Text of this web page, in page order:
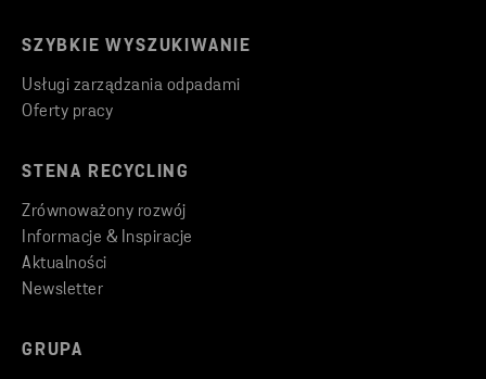
SZYBKIE WYSZUKIWANIE
Usługi zarządzania odpadami
Oferty pracy
STENA RECYCLING
Zrównoważony rozwój
Informacje & Inspiracje
Aktualności
Newsletter
GRUPA